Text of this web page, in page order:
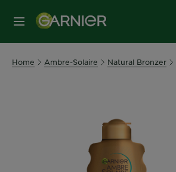
MENU
Home Ambre-Solaire Natural Bronzer